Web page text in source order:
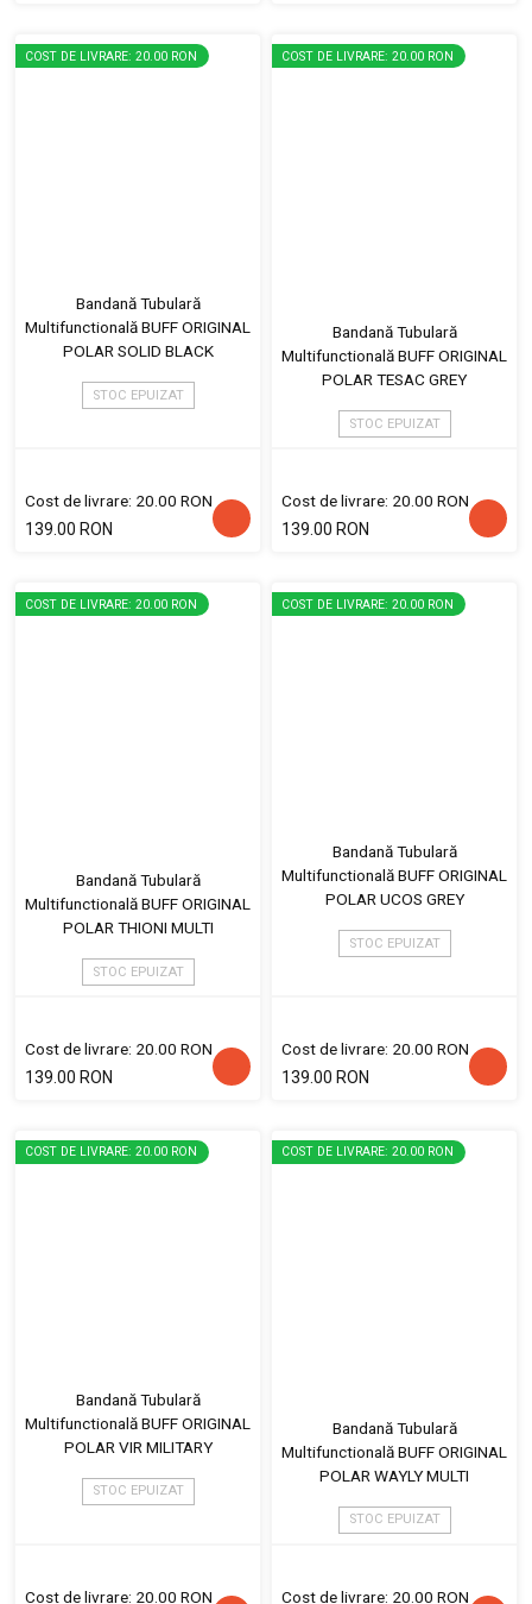
COST DE LIVRARE: 20.00 RON
Bandană Tubulară
Multifunctională BUFF ORIGINAL
POLAR SOLID BLACK
STOC EPUIZAT
Cost de livrare: 20.00 RON
139.00 RON
COST DE LIVRARE: 20.00 RON
Bandană Tubulară
Multifunctională BUFF ORIGINAL
POLAR TESAC GREY
STOC EPUIZAT
Cost de livrare: 20.00 RON
139.00 RON
COST DE LIVRARE: 20.00 RON
Bandană Tubulară
Multifunctională BUFF ORIGINAL
POLAR THIONI MULTI
STOC EPUIZAT
Cost de livrare: 20.00 RON
139.00 RON
COST DE LIVRARE: 20.00 RON
Bandană Tubulară
Multifunctională BUFF ORIGINAL
POLAR UCOS GREY
STOC EPUIZAT
Cost de livrare: 20.00 RON
139.00 RON
COST DE LIVRARE: 20.00 RON
Bandană Tubulară
Multifunctională BUFF ORIGINAL
POLAR VIR MILITARY
STOC EPUIZAT
Cost de livrare: 20.00 RON
COST DE LIVRARE: 20.00 RON
Bandană Tubulară
Multifunctională BUFF ORIGINAL
POLAR WAYLY MULTI
STOC EPUIZAT
Cost de livrare: 20.00 RON